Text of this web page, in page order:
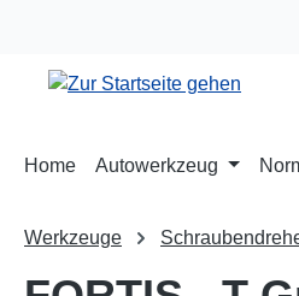
Home Autowerkzeug
Werkzeuge